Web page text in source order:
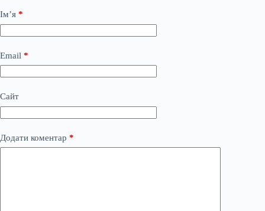
Ім’я *
Email *
Сайт
Додати коментар *